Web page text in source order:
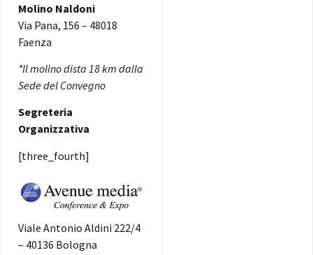
Molino Naldoni
Via Pana, 156 – 48018
Faenza
*Il molino dista 18 km dalla
Sede del Convegno
Segreteria
Organizzativa
[three_fourth]
Viale Antonio Aldini 222/4
– 40136 Bologna